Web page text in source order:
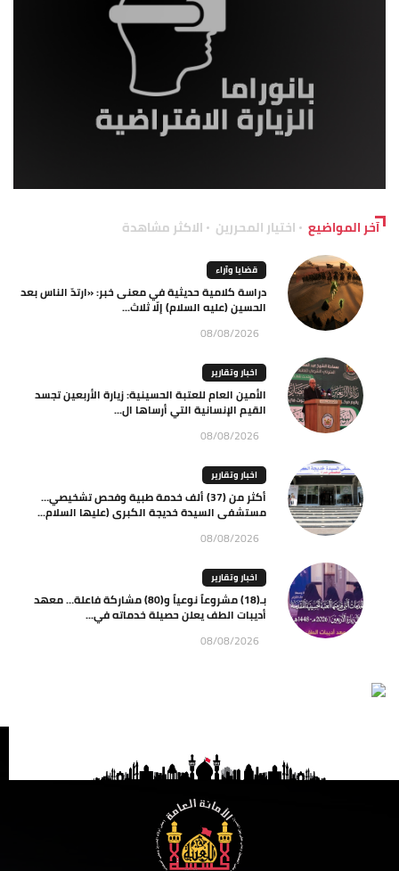
آخر المواضيع اختيار المحررين الاكثر مشاهدة
قضايا وآراء
دراسة كلامية حديثية في معنى خبر: «ارتدّ الناس بعد
الحسين (عليه السلام) إلّا ثلاث...
08/08/2026
اخبار وتقارير
الأمين العام للعتبة الحسينية: زيارة الأربعين تجسد
القيم الإنسانية التي أرساها ال...
08/08/2026
اخبار وتقارير
أكثر من (37) ألف خدمة طبية وفحص تشخيصي…
مستشفى السيدة خديجة الكبرى (عليها السلام...
08/08/2026
اخبار وتقارير
بـ(18) مشروعاً نوعياً و(80) مشاركة فاعلة… معهد
أديبات الطف يعلن حصيلة خدماته في...
08/08/2026